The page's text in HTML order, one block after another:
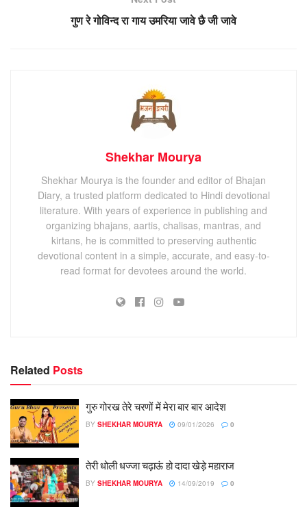
गुण रे गोविन्द रा गाय उमरिया जावे छै जी जावे
Shekhar Mourya
Shekhar Mourya is the founder and editor of Bhajan
Diary, a trusted platform dedicated to Hindi devotional
literature. With years of experience in publishing and
organizing bhajans, aartis, chalisas, mantras, and
kirtans, he is committed to preserving authentic
devotional content in a simple, accurate, and easy-to-
read format for devotees around the world.
Related Posts
गुरु गोरख तेरे चरणों में मेरा बार बार आदेश
BY SHEKHAR MOURYA 09/01/2026 0
तेरी धोली धज्जा चढ़ाऊं हो दादा खेड़े महाराज
BY SHEKHAR MOURYA 14/09/2019 0